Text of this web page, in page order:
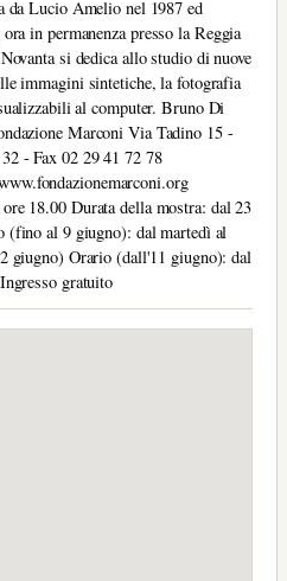
da Lucio Amelio nel 1987 ed
in permanenza presso la Reggia
si dedica allo studio di nuove
immagini sintetiche, la fotografia
al computer. Bruno Di
Marconi Via Tadino 15 -
- Fax 02 29 41 72 78
18.00 Durata della mostra: dal 23
(fino al 9 giugno): dal martedì al
giugno) Orario (dall'11 giugno): dal
gratuito